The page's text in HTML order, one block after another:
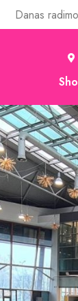
Danas